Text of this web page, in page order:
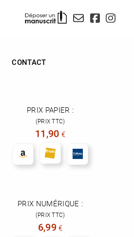
CONTACT
PRIX PAPIER :
(PRIX TTC)
11,90 €
PRIX NUMÉRIQUE :
(PRIX TTC)
6,99 €